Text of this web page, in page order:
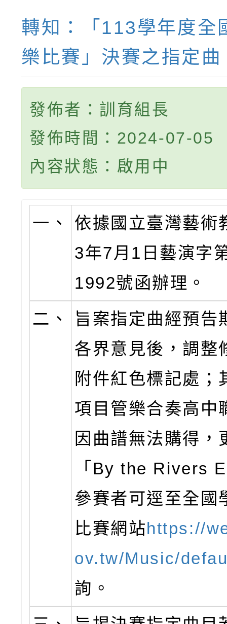
轉知：「113學年度全
樂比賽」決賽之指定曲
發佈者：訓育組長
發佈時間：2024-07-05
內容狀態：啟用中
一、
依據國立臺灣藝術
3年7月1日藝演字
1992號函辦理。
二、
旨案指定曲經預告
各界意見後，調整
附件紅色標記處；
項目管樂合奏高中
因曲譜無法購得，
「By the Rivers
參賽者可逕至全國
比賽網站https://
ov.tw/Music/
詢。